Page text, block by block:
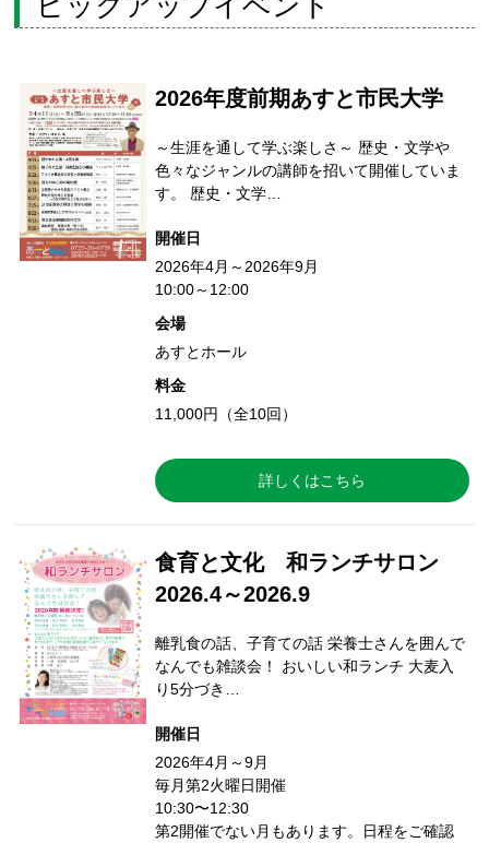
2026年度前期あすと市民大学
～生涯を通して学ぶ楽しさ～ 歴史・文学や
色々なジャンルの講師を招いて開催していま
す。 歴史・文学…
開催日
2026年4月～2026年9月
10:00～12:00
会場
あすとホール
料金
11,000円（全10回）
詳しくはこちら
食育と文化 和ランチサロン
2026.4～2026.9
離乳食の話、子育ての話 栄養士さんを囲んで
なんでも雑談会！ おいしい和ランチ 大麦入
り5分づき…
開催日
2026年4月～9月
毎月第2火曜日開催
10:30〜12:30
第2開催でない月もあります。日程をご確認